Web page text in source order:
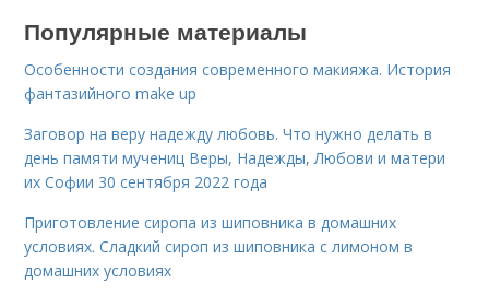
Популярные материалы
Особенности создания современного макияжа. История
фантазийного make up
Заговор на веру надежду любовь. Что нужно делать в
день памяти мучениц Веры, Надежды, Любови и матери
их Софии 30 сентября 2022 года
Приготовление сиропа из шиповника в домашних
условиях. Сладкий сироп из шиповника с лимоном в
домашних условиях